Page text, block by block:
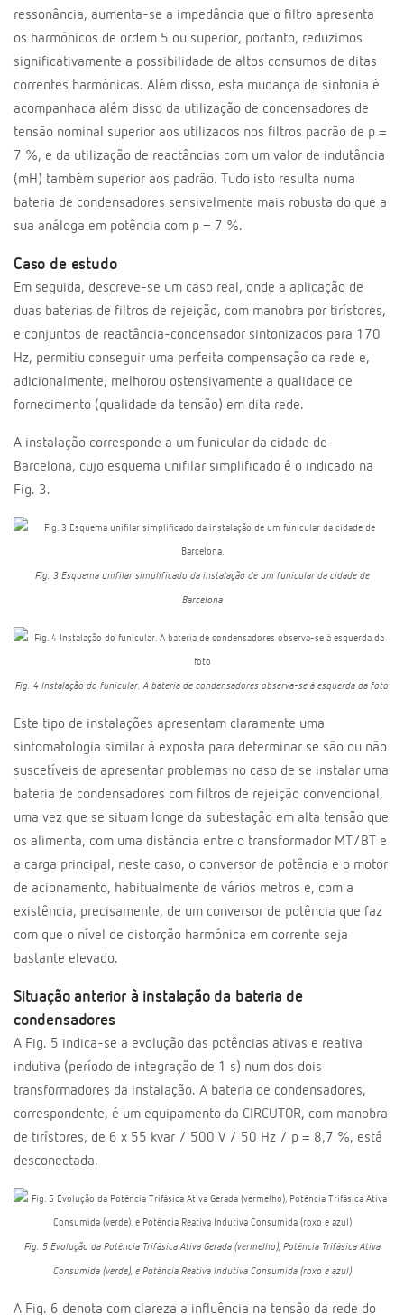
ressonância, aumenta-se a impedância que o filtro apresenta
os harmónicos de ordem 5 ou superior, portanto, reduzimos
significativamente a possibilidade de altos consumos de ditas
correntes harmónicas. Além disso, esta mudança de sintonia é
acompanhada além disso da utilização de condensadores de
tensão nominal superior aos utilizados nos filtros padrão de p =
7 %, e da utilização de reactâncias com um valor de indutância
(mH) também superior aos padrão. Tudo isto resulta numa
bateria de condensadores sensivelmente mais robusta do que a
sua análoga em potência com p = 7 %.
Caso de estudo
Em seguida, descreve-se um caso real, onde a aplicação de
duas baterias de filtros de rejeição, com manobra por tirístores,
e conjuntos de reactância-condensador sintonizados para 170
Hz, permitiu conseguir uma perfeita compensação da rede e,
adicionalmente, melhorou ostensivamente a qualidade de
fornecimento (qualidade da tensão) em dita rede.
A instalação corresponde a um funicular da cidade de
Barcelona, cujo esquema unifilar simplificado é o indicado na
Fig. 3.
Fig. 3 Esquema unifilar simplificado da instalação de um funicular da cidade de
Barcelona
Fig. 4 Instalação do funicular. A bateria de condensadores observa-se à esquerda da foto
Este tipo de instalações apresentam claramente uma
sintomatologia similar à exposta para determinar se são ou não
suscetíveis de apresentar problemas no caso de se instalar uma
bateria de condensadores com filtros de rejeição convencional,
uma vez que se situam longe da subestação em alta tensão que
os alimenta, com uma distância entre o transformador MT/BT e
a carga principal, neste caso, o conversor de potência e o motor
de acionamento, habitualmente de vários metros e, com a
existência, precisamente, de um conversor de potência que faz
com que o nível de distorção harmónica em corrente seja
bastante elevado.
Situação anterior à instalação da bateria de
condensadores
A Fig. 5 indica-se a evolução das potências ativas e reativa
indutiva (período de integração de 1 s) num dos dois
transformadores da instalação. A bateria de condensadores,
correspondente, é um equipamento da CIRCUTOR, com manobra
de tirístores, de 6 x 55 kvar / 500 V / 50 Hz / p = 8,7 %, está
desconectada.
Fig. 5 Evolução da Potência Trifásica Ativa Gerada (vermelho), Potência Trifásica Ativa
Consumida (verde), e Potência Reativa Indutiva Consumida (roxo e azul)
A Fig. 6 denota com clareza a influência na tensão da rede do